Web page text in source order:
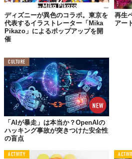
ディズニーが異色のコラボ。東京を
代表するイラストレーター「Mika
Pikazo」によるポップアップを開
催
再生
アー
CULTURE
「AIが暴走」は本当か？OpenAIの
ハッキング事故が突きつけた安全性
の盲点
ACTIVITY